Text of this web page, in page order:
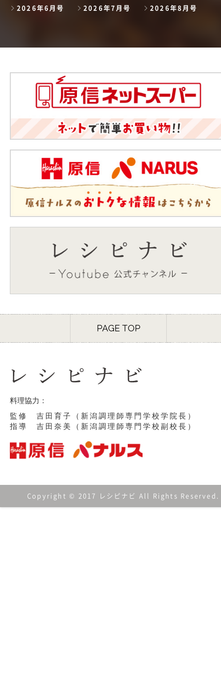
2026年6月号 2026年7月号 2026年8月号
PAGE TOP
料理協力：
監修 吉田育子（新潟調理師専門学校学院長）
指導 吉田奈美（新潟調理師専門学校副校長）
Copyright © 2017 レシピナビ All Rights Reserved.